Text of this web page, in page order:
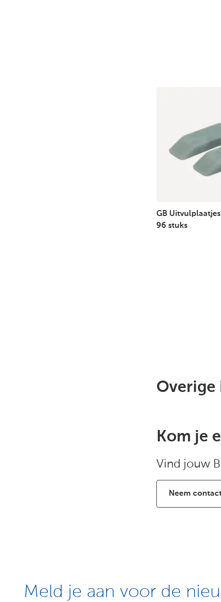
GB
96 stuks
Overige
Kom je
Vind jouw
Neem
Meld je aan voor de